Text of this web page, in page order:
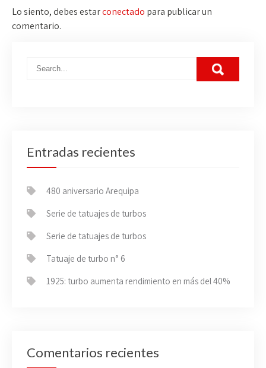
Lo siento, debes estarconectado para publicar un
comentario.
Entradas recientes
480 aniversario Arequipa
Serie de tatuajes de turbos
Serie de tatuajes de turbos
Tatuaje de turbo n° 6
1925: turbo aumenta rendimiento en más del 40%
Comentarios recientes